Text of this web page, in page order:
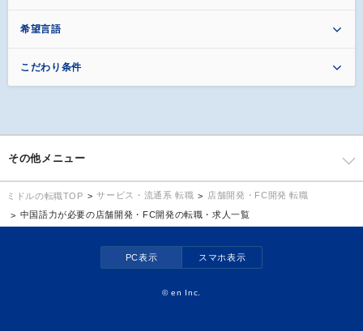
希望言語
こだわり条件
その他メニュー
ミドルの転職TOP サービス・流通系 転職
店舗開発・FC開発 転職
中国語力が必要の店舗開発・FC開発の転職・求人一覧
PC表示 スマホ表示
©en Inc.